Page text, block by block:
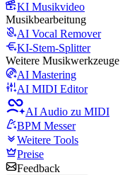
KI Musikvideo
Musikbearbeitung
AI Vocal Remover
KI-Stem-Splitter
Weitere Musikwerkzeuge
AI Mastering
AI MIDI Editor
AI Audio zu MIDI
BPM Messer
Weitere Tools
Preise
Feedback